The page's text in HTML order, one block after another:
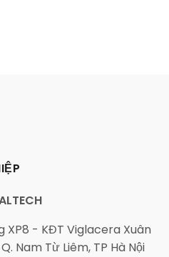
XP8 - KĐT Viglacera Xuân
Nam Từ Liêm, TP Hà Nội